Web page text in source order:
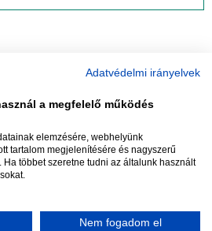
szerk@vadhajtasok.hu
ImpresszumSzerzői jogok
Adatvédelmi irányelvek
a megfelelő működés
elemzésére, webhelyünk
tartalom megjelenítésére és nagyszerű
többet szeretne tudni az általunk használt
Nem fogadom el